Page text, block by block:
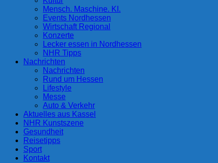
Mensch. Maschine. KI.
Events Nordhessen
Wirtschaft Regional
Konzerte
Lecker essen in Nordhessen
NHR Tipps
Nachrichten
Nachrichten
Rund um Hessen
Lifestyle
Messe
Auto & Verkehr
Aktuelles aus Kassel
NHR Kunstszene
Gesundheit
Reisetipps
Sport
Kontakt